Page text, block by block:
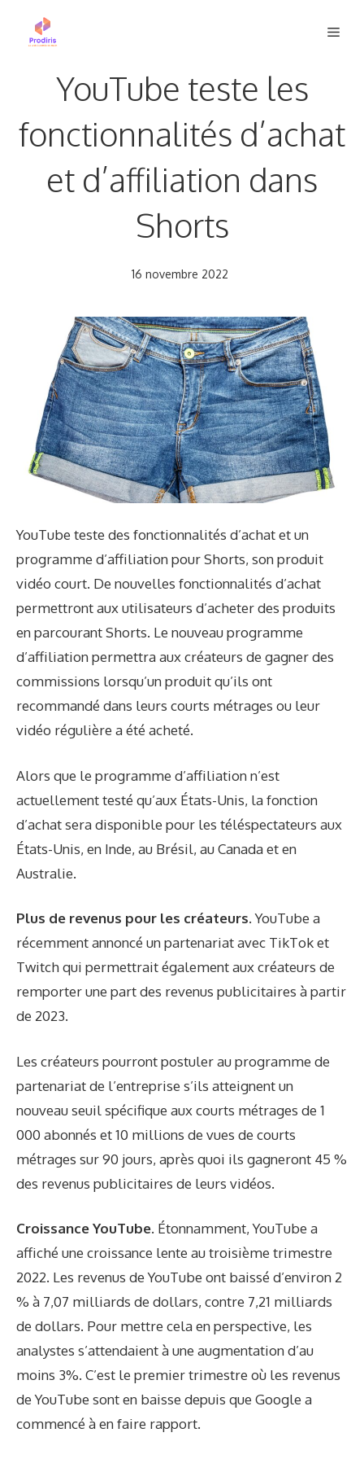
YouTube teste les
fonctionnalités d’achat
et d’affiliation dans
Shorts
16 novembre 2022
YouTube teste des fonctionnalités d’achat et un
programme d’affiliation pour Shorts, son produit
vidéo court. De nouvelles fonctionnalités d’achat
permettront aux utilisateurs d’acheter des produits
en parcourant Shorts. Le nouveau programme
d’affiliation permettra aux créateurs de gagner des
commissions lorsqu’un produit qu’ils ont
recommandé dans leurs courts métrages ou leur
vidéo régulière a été acheté.
Alors que le programme d’affiliation n’est
actuellement testé qu’aux États-Unis, la fonction
d’achat sera disponible pour les téléspectateurs aux
États-Unis, en Inde, au Brésil, au Canada et en
Australie.
Plus de revenus pour les créateurs.YouTube a
récemment annoncé un partenariat avec TikTok et
Twitch qui permettrait également aux créateurs de
remporter une part des revenus publicitaires à partir
de 2023.
Les créateurs pourront postuler au programme de
partenariat de l’entreprise s’ils atteignent un
nouveau seuil spécifique aux courts métrages de 1
000 abonnés et 10 millions de vues de courts
métrages sur 90 jours, après quoi ils gagneront 45 %
des revenus publicitaires de leurs vidéos.
Croissance YouTube. Étonnamment, YouTube a
affiché une croissance lente au troisième trimestre
2022. Les revenus de YouTube ont baissé d’environ 2
% à 7,07 milliards de dollars, contre 7,21 milliards
de dollars. Pour mettre cela en perspective, les
analystes s’attendaient à une augmentation d’au
moins 3%. C’est le premier trimestre où les revenus
de YouTube sont en baisse depuis que Google a
commencé à en faire rapport.